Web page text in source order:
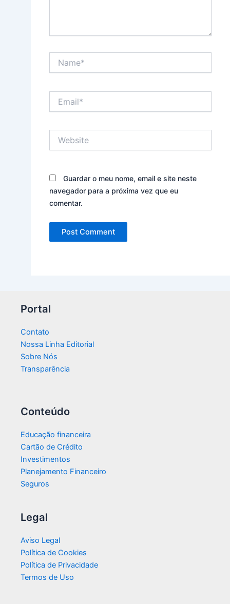
Guardar o meu nome, email e site neste
navegador para a próxima vez que eu
comentar.
Portal
Contato
Nossa Linha Editorial
Sobre Nós
Transparência​
Conteúdo
Educação financeira
Cartão de Crédito
Investimentos
Planejamento Financeiro
Seguros
Legal
Aviso Legal
Política de Cookies
Política de Privacidade
Termos de Uso